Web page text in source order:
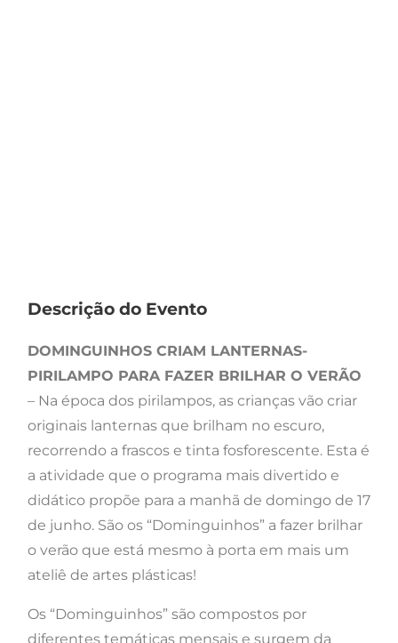
Descrição do Evento
DOMINGUINHOS CRIAM LANTERNAS-
PIRILAMPO PARA FAZER BRILHAR O VERÃO
– Na época dos pirilampos, as crianças vão criar
originais lanternas que brilham no escuro,
recorrendo a frascos e tinta fosforescente. Esta é
a atividade que o programa mais divertido e
didático propõe para a manhã de domingo de 17
de junho. São os “Dominguinhos” a fazer brilhar
o verão que está mesmo à porta em mais um
ateliê de artes plásticas!
Os “Dominguinhos” são compostos por
diferentes temáticas mensais e surgem da